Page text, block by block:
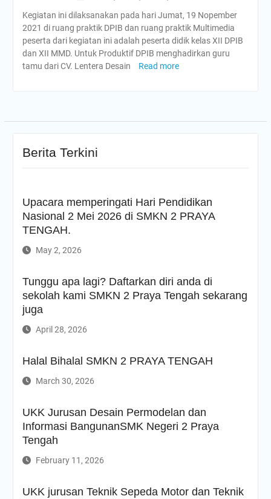
Pendidikan Nasional 2 Mei
2026 di SMKN 2 PRAYA
TENGAH.
Tunggu apa lagi? Daftarkan
diri anda di sekolah kami
SMKN 2 Praya Tengah
Kegiatan ini dilaksanakan pada hari Jumat, 19 Nopember
2021 di ruang praktik DPIB dan ruang praktik Multimedia
peserta dari kegiatan ini adalah peserta didik kelas XII DPIB
dan XII MMD. Untuk Produktif DPIB menghadirkan guru
tamu dari CV. Lentera Desain
Read more
Berita Terkini
Upacara memperingati Hari Pendidikan
Nasional 2 Mei 2026 di SMKN 2 PRAYA
TENGAH.
May 2, 2026
Tunggu apa lagi? Daftarkan diri anda di
sekolah kami SMKN 2 Praya Tengah sekarang
juga
April 28, 2026
Halal Bihalal SMKN 2 PRAYA TENGAH
March 30, 2026
UKK Jurusan Desain Permodelan dan
Informasi BangunanSMK Negeri 2 Praya
Tengah
February 11, 2026
UKK jurusan Teknik Sepeda Motor dan Teknik